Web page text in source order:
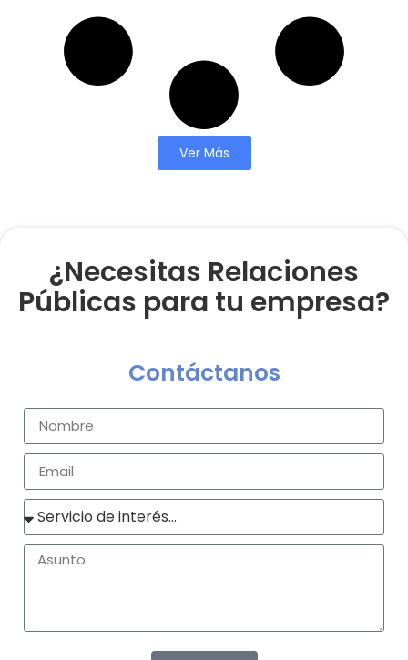
Ver Más
¿Necesitas Relaciones
Públicas para tu empresa?
Contáctanos